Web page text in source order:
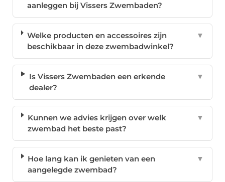
aanleggen bij Vissers Zwembaden?
Welke producten en accessoires zijn
beschikbaar in deze zwembadwinkel?
▼
Is Vissers Zwembaden een erkende
dealer?
▼
Kunnen we advies krijgen over welk
zwembad het beste past?
▼
Hoe lang kan ik genieten van een
aangelegde zwembad?
▼